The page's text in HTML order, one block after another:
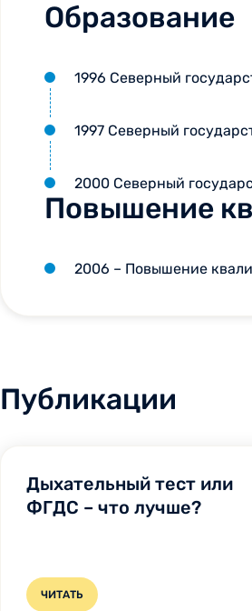
Образование
1996 Северный
1997 Северный
2000 Северный
Повышение
2006 – Повышение
Публикации
Дыхательный тест или
ФГДС – что лучше?
ЧИТАТЬ